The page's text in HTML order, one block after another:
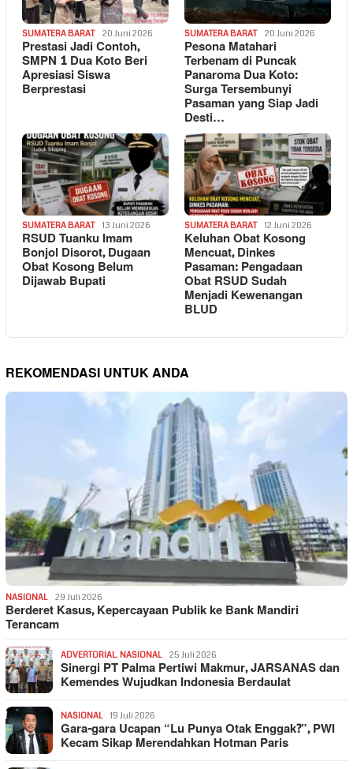
SUMATERA BARAT 20 Juni 2026
Prestasi Jadi Contoh,
SMPN 1 Dua Koto Beri
Apresiasi Siswa
Berprestasi
SUMATERA BARAT 20 Juni 2026
Pesona Matahari
Terbenam di Puncak
Panaroma Dua Koto:
Surga Tersembunyi
Pasaman yang Siap Jadi
Desti…
SUMATERA BARAT 13 Juni 2026
RSUD Tuanku Imam
Bonjol Disorot, Dugaan
Obat Kosong Belum
Dijawab Bupati
SUMATERA BARAT 12 Juni 2026
Keluhan Obat Kosong
Mencuat, Dinkes
Pasaman: Pengadaan
Obat RSUD Sudah
Menjadi Kewenangan
BLUD
REKOMENDASI UNTUK ANDA
NASIONAL 29 Juli 2026
Berderet Kasus, Kepercayaan Publik ke Bank Mandiri
Terancam
ADVERTORIAL, NASIONAL 25 Juli 2026
Sinergi PT Palma Pertiwi Makmur, JARSANAS dan
Kemendes Wujudkan Indonesia Berdaulat
NASIONAL 19 Juli 2026
Gara-gara Ucapan “Lu Punya Otak Enggak?”, PWI
Kecam Sikap Merendahkan Hotman Paris